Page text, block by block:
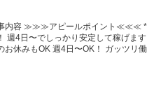
たい方にもおすすめです。 製造職以
ご紹介が可能です♪…例えば販売やサ
まだまだ進化中！テクノ・サービスの更なる充実サービス！ ＊
≪≪≪ *-* ✬未経験歓迎！ 難しい作業は一切な
る！ 希
4日〜OK！ ガッツリ働きたいフリーターさんも大歓迎！ ✬社割